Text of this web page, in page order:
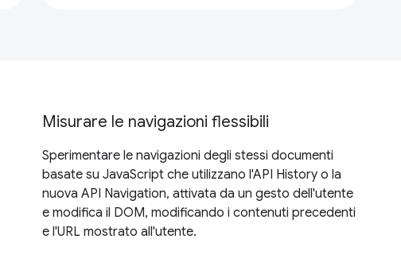
Misurare le navigazioni flessibili
Sperimentare le navigazioni degli stessi documenti
basate su JavaScript che utilizzano l'API History o la
nuova API Navigation, attivata da un gesto dell'utente
e modifica il DOM, modificando i contenuti precedenti
e l'URL mostrato all'utente.